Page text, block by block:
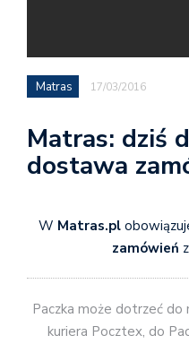
Matras 17/03/2016
Matras: dziś
dostawa
W Matras.pl
zamówień
Paczka może dotrzeć
kuriera Pocztex, do